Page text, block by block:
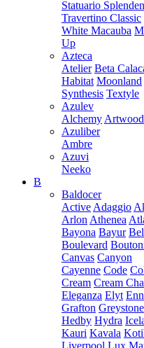
Statuario
Travertino Classic
White Macauba
Up
Azteca
Atelier Beta
Habitat Moonland
Synthesis Textyle
Azulev
Alchemy Artwood
Azuliber
Ambre
Azuvi
Neeko
B
Baldocer
Active Adaggio
Arlon Athenea
Bayona Bayur
Boulevard
Canvas Canyon
Cayenne Code
Cream Cream
Eleganza Elyt
Grafton Greystone
Hedby Hydra
Kauri Kavala